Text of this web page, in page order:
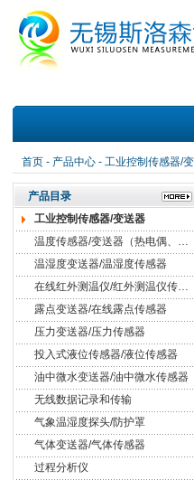
首页- 产品中心- 工业控制传感器/
产品目录
工业控制传感器/变送器
温度传感器/变送器（热电偶、热电阻）
温湿度变送器/温湿度传感器
在线红外测温仪/红外测温仪传感器
露点变送器/在线露点传感器
压力变送器/压力传感器
投入式液位传感器/液位传感器
油中微水变送器/油中微水传感器
无线数据记录和传输
气象温湿度探头/防护罩
气体变送器/气体传感器
过程分析仪